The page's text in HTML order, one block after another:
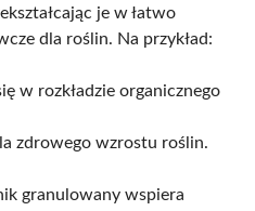
je w łatwo
dla roślin. Na przykład:
w rozkładzie organicznego
zdrowego wzrostu roślin.
granulowany wspiera